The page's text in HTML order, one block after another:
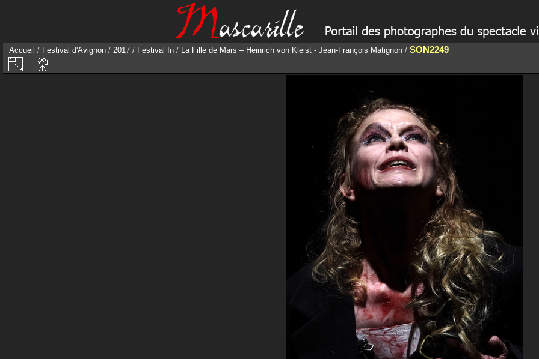
Accueil / Festival d'Avignon / 2017 / Festival In / La Fille de Mars – Heinrich von Kleist - Jean-François Matignon / SON2249